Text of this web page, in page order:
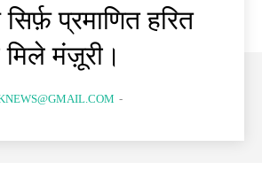
सिर्फ़ प्रमाणित हरित
मिले मंज़ूरी।
-